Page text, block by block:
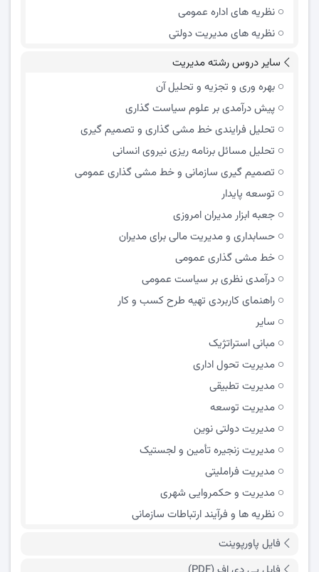
نظریه های اداره عمومی
نظریه های مدیریت دولتی
سایر دروس رشته مدیریت
بهره وری و تجزیه و تحلیل آن
پیش درآمدی بر علوم سیاست گذاری
تحلیل فرایندی خط مشی گذاری و تصمیم گیری
تحلیل مسائل برنامه ریزی نیروی انسانی
تصمیم گیری سازمانی و خط مشی گذاری عمومی
توسعه پایدار
جعبه ابزار مدیران امروزی
حسابداری و مدیریت مالی برای مدیران
خط مشی گذاری عمومی
درآمدی نظری بر سیاست عمومی
راهنمای کاربردی تهیه طرح کسب و کار
سایر
مبانی استراتژیک
مدیریت تحول اداری
مدیریت تطبیقی
مدیریت توسعه
مدیریت دولتی نوین
مدیریت زنجیره تأمین و لجستیک
مدیریت فراملیتی
مدیریت و حکمروایی شهری
نظریه ها و فرآیند ارتباطات سازمانی
فایل پاورپوینت